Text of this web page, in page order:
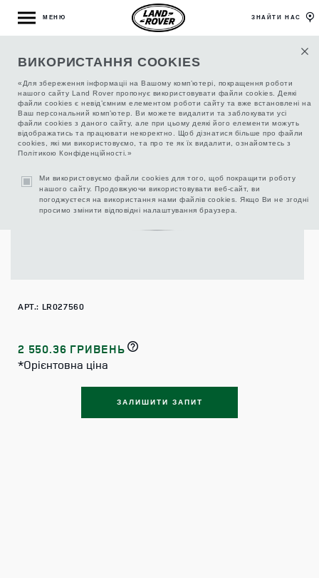
ВИКОРИСТАННЯ COOKIES
«Для збереження інформаціі на Вашому комп’ютері, покращення роботи
нашого сайту Land Rover пропонує використовувати файли cookies. Деякі
файли cookies є невід’ємним елементом роботи сайту та вже встановлені на
Ваш персональний комп’ютер. Ви можете видалити та заблокувати усі
файли cookies з даного сайту, але при цьому деякі його елементи можуть
відображатись та працювати некоректно. Щоб дізнатися більше про файли
cookies, які ми використовуємо, та про те як їх видалити, ознайомтесь з
Політикою Конфіденційності.»
Ми використовуємо файли cookies для того, щоб покращити роботу
нашого сайту. Продовжуючи використовувати веб-сайт, ви
погоджуєтеся на використання нами файлів cookies. Якщо Ви не згодні
просимо змінити відповідні налаштування браузера.
МЕНЮ ЗНАЙТИ НАС
КОВПАЧКИ НА ВЕНТИЛЬ, КОМПЛЕКТ
АРТ.: LR027560
2 550.36 ГРИВЕНЬ
*Орієнтовна ціна
ЗАЛИШИТИ ЗАПИТ